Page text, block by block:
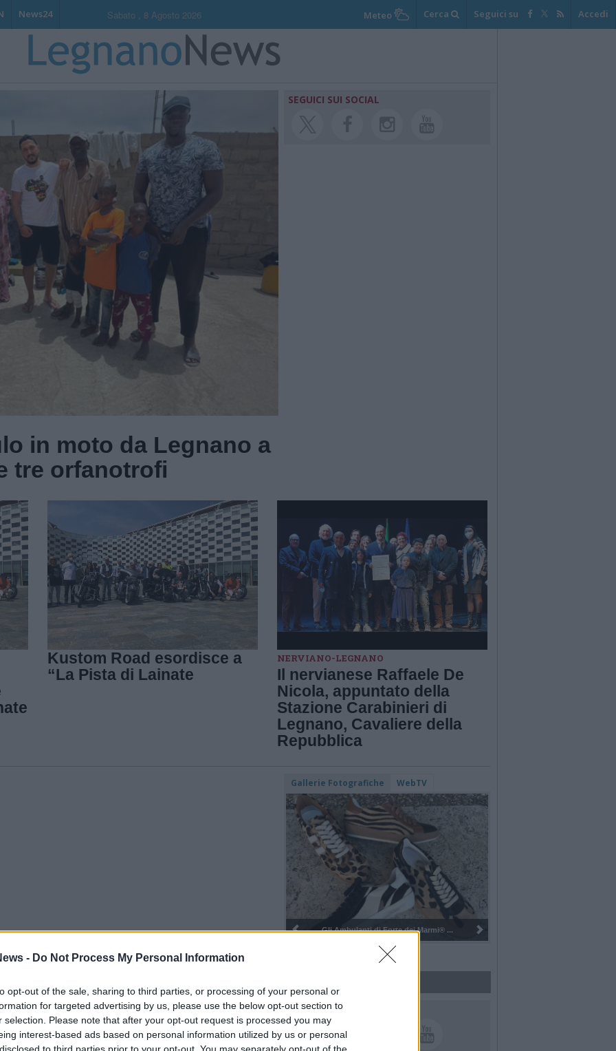
- Do Not Process My Personal Information
opt-out of the sale, sharing to third parties, or processing of your personal or
for targeted advertising by us, please use the below opt-out section to
selection. Please note that after your opt-out request is processed you may
interest-based ads based on personal information utilized by us or personal
News24 Sabato , 8 Agosto 2026 Meteo Cerca Seguici su Accedi
in moto da Legnano a
tre orfanotrofi
SEGUICI SUI SOCIAL
Kustom Road esordisce a
“La Pista di Lainate
NERVIANO-LEGNANO
Il nervianese Raffaele De
Nicola, appuntato della
Stazione Carabinieri di
Legnano, Cavaliere della
Repubblica
Gallerie Fotografiche WebTV
Gli Ambulanti di Forte dei Marmi® ... Pulizia del bosco del Rugareto a ...
SEGUICI SUI SOCIAL